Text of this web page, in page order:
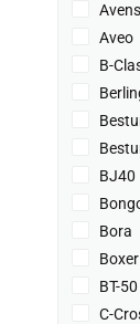
Aveo
B-
BJ40
Bora
Boxer
BT-50
C-